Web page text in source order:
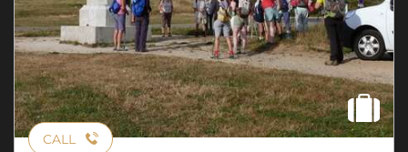
CALL